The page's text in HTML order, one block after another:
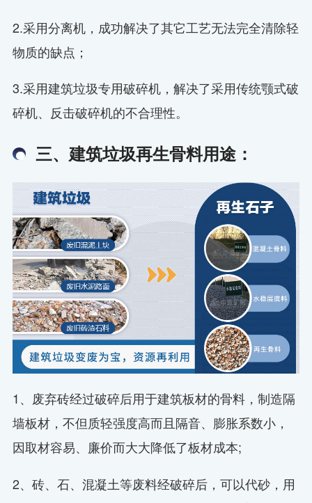
2.采用分离机，成功解决了其它工艺无法完全清除轻
物质的缺点；
3.采用建筑垃圾专用破碎机，解决了采用传统颚式破
碎机、反击破碎机的不合理性。
三、建筑垃圾再生骨料用途：
1、废弃砖经过破碎后用于建筑板材的骨料，制造隔
墙板材，不但质轻强度高而且隔音、膨胀系数小，
因取材容易、廉价而大大降低了板材成本;
2、砖、石、混凝土等废料经破碎后，可以代砂，用